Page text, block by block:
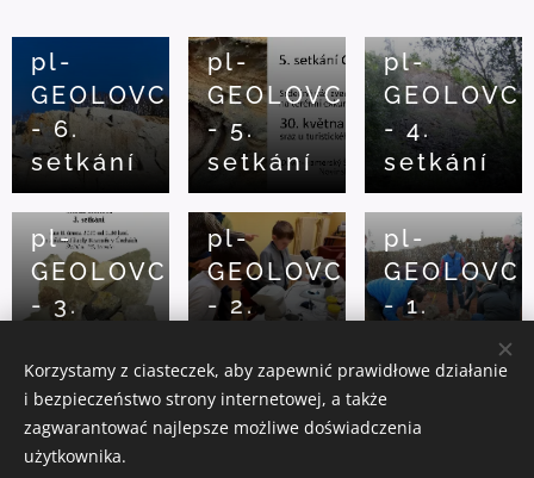
pl-
GEOLOVCI
- 6.
setkání
pl-
GEOLOVCI
- 5.
setkání
pl-
GEOLOVCI
- 4.
setkání
pl-
GEOLOVCI
- 3.
pl-
GEOLOVCI
- 2.
pl-
GEOLOVCI
- 1.
Geopark Ralsko o.p.s. 2018 | Wszelkie prawa zastrzeżone
Korzystamy z ciasteczek, aby zapewnić prawidłowe działanie
i bezpieczeństwo strony internetowej, a także
zagwarantować najlepsze możliwe doświadczenia
użytkownika.